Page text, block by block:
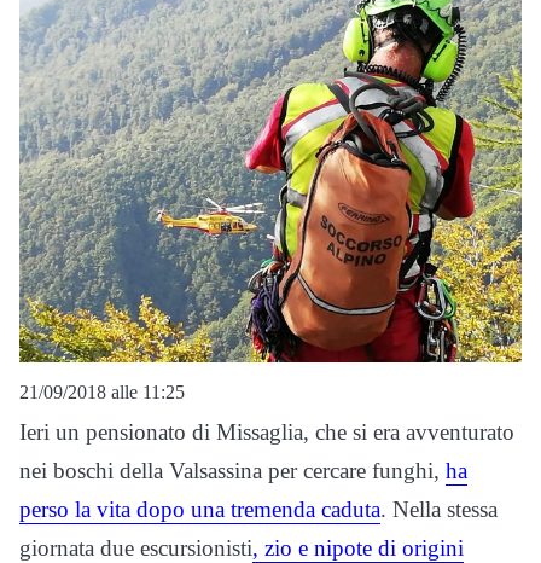
21/09/2018 alle 11:25
Ieri un pensionato di Missaglia, che si era avventurato
nei boschi della Valsassina per cercare funghi, ha
perso la vita dopo una tremenda caduta. Nella stessa
giornata due escursionisti, zio e nipote di origini